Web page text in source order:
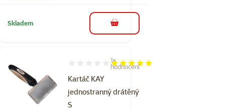
Skladem do košíku
Kartáč KAY
jednostranný drátěný
S
Hodnocení 100%, počet hodnocení: 1
1×
hodnocení